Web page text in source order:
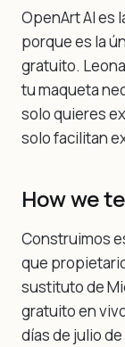
OpenArt AI es
porque es la
gratuito.
tu maqueta
solo quieres
solo facilitan
How we
Construimos
que
sustituto de
gratuito en
días de julio